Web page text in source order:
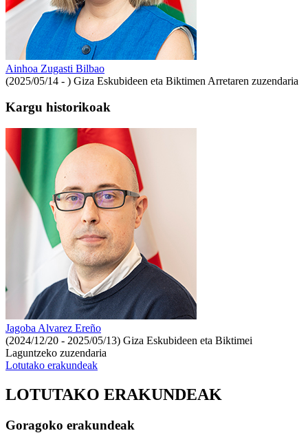
Ainhoa Zugasti Bilbao
(2025/05/14 - ) Giza Eskubideen eta Biktimen Arretaren zuzendaria
Kargu historikoak
Jagoba Alvarez Ereño
(2024/12/20 - 2025/05/13) Giza Eskubideen eta Biktimei
Laguntzeko zuzendaria
Lotutako erakundeak
LOTUTAKO ERAKUNDEAK
Goragoko erakundeak